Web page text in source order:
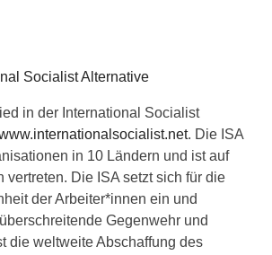
in der International Socialist
. Die ISA
in 10 Ländern und ist auf
vertreten. Die ISA setzt sich für die
der Arbeiter*innen ein und
Gegenwehr und
die weltweite Abschaffung des